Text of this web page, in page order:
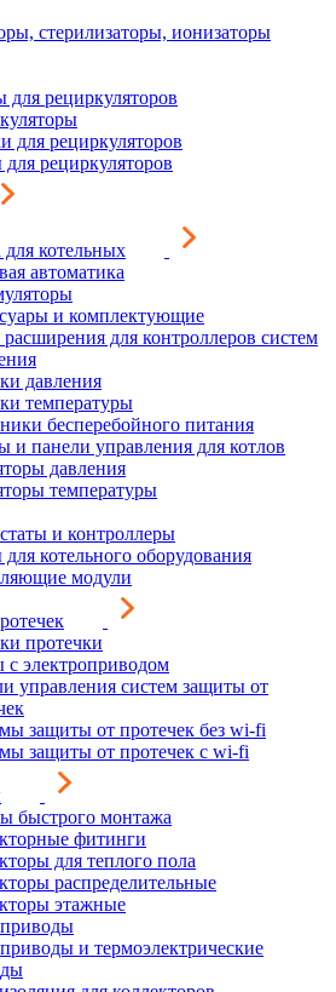
стерилизаторы, ионизаторы
рециркуляторов
для рециркуляторов
рециркуляторов
котельных
автоматика
и комплектующие
для контроллеров систем
давления
температуры
бесперебойного питания
и панели управления для котлов
давления
температуры
и контроллеры
котельного оборудования
модули
протечки
электроприводом
управления систем защиты от
защиты от протечек без wi-fi
защиты от протечек с wi-fi
быстрого монтажа
фитинги
для теплого пола
распределительные
этажные
и термоэлектрические